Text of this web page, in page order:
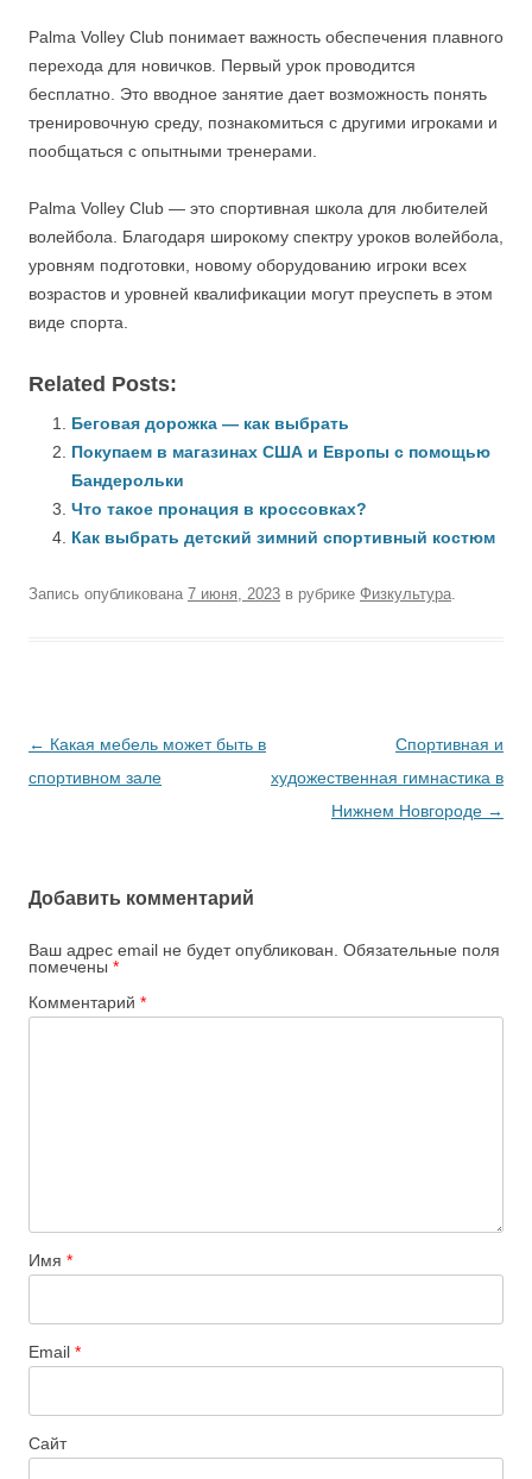
Palma Volley Club понимает важность обеспечения плавного
перехода для новичков. Первый урок проводится
бесплатно. Это вводное занятие дает возможность понять
тренировочную среду, познакомиться с другими игроками и
пообщаться с опытными тренерами.
Palma Volley Club — это спортивная школа для любителей
волейбола. Благодаря широкому спектру уроков волейбола,
уровням подготовки, новому оборудованию игроки всех
возрастов и уровней квалификации могут преуспеть в этом
виде спорта.
Related Posts:
Беговая дорожка — как выбрать
Покупаем в магазинах США и Европы с помощью
Бандерольки
Что такое пронация в кроссовках?
Как выбрать детский зимний спортивный костюм
Запись опубликована 7 июня, 2023 в рубрике Физкультура.
Навигация
по
← Какая мебель может быть в
спортивном зале
Спортивная и
художественная гимнастика в
Нижнем Новгороде →
Добавить комментарий
Ваш адрес email не будет опубликован. Обязательные поля
помечены *
Комментарий *
Имя *
Email *
Сайт